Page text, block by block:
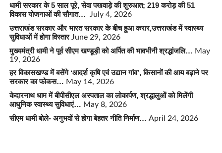
धामी सरकार के 5 साल पूरे, सेवा पखवाड़े की शुरुआत; 219 करोड़ की 51
विकास योजनाओं की सौगात…
July 4, 2026
उत्तराखंड सरकार और भारत सरकार के बीच हुआ करार,उत्तराखंड में स्वास्थ्य
सुविधाओं में होगा विस्तार June 29, 2026
मुख्यमंत्री धामी ने पूर्व सीएम खण्डूड़ी को अर्पित की भावभीनी श्रद्धांजलि… May
19, 2026
हर विकासखण्ड में बसेंगे ‘आदर्श कृषि एवं उद्यान गांव’, किसानों की आय बढ़ाने पर
सरकार का फोकस… May 14, 2026
केदारनाथ धाम में बीपीसीएल अस्पताल का लोकार्पण, श्रद्धालुओं को मिलेंगी
आधुनिक स्वास्थ्य सुविधाएं… May 8, 2026
सीएम धामी बोले- अनुभवों से होगा बेहतर नीति निर्माण… April 24, 2026